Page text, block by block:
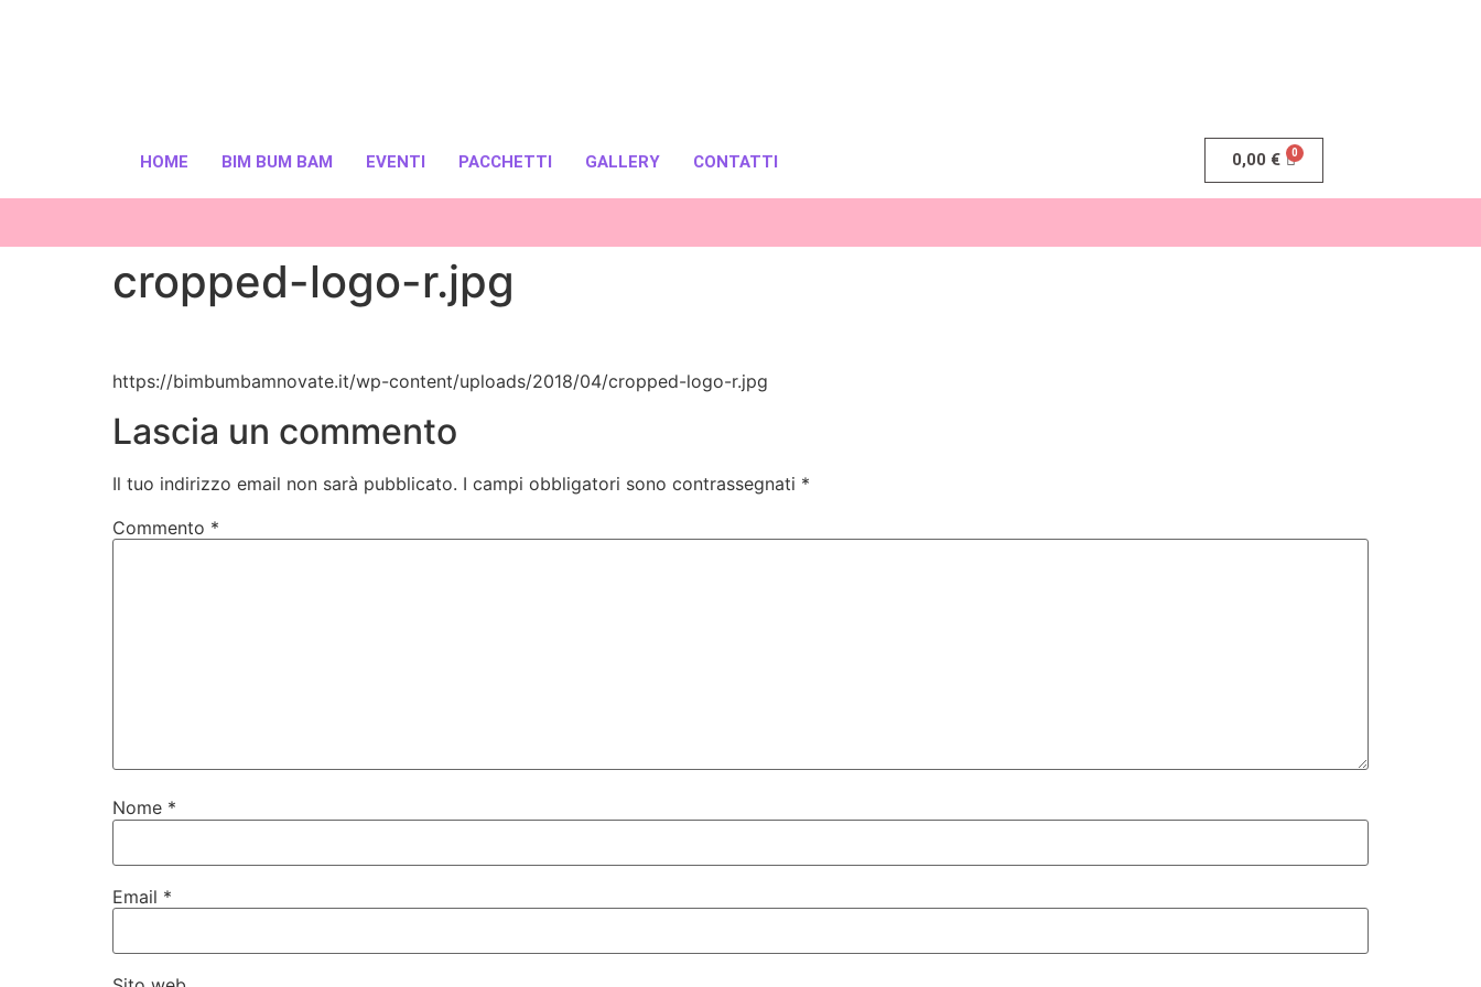
HOME BIM BUM BAM EVENTI PACCHETTI GALLERY CONTATTI 0,00 €
cropped-logo-r.jpg
https://bimbumbamnovate.it/wp-content/uploads/2018/04/cropped-logo-r.jpg
Lascia un commento
Il tuo indirizzo email non sarà pubblicato. I campi obbligatori sono contrassegnati *
Commento *
Nome *
Email *